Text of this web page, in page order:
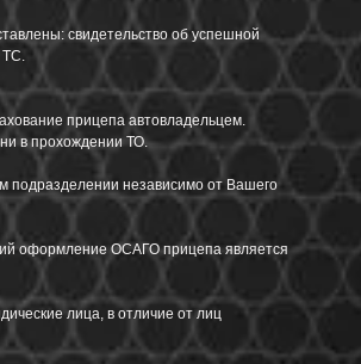
свидетельство об успешной
ТС.
прицепа автовладельцем.
в прохождении ТО.
подразделении независимо от Вашего
оформление ОСАГО прицепа является
лица, в отличие от лиц